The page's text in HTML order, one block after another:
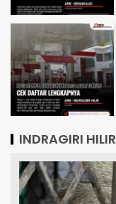
INDRAGIRI HILIR